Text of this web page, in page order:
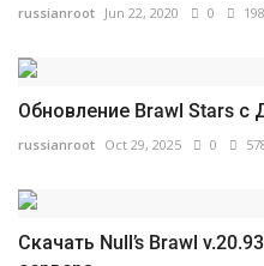
russianroot Jun 22, 2020 0
Обновление Brawl Stars
russianroot Oct 29, 2025 0
Скачать Null’s Brawl